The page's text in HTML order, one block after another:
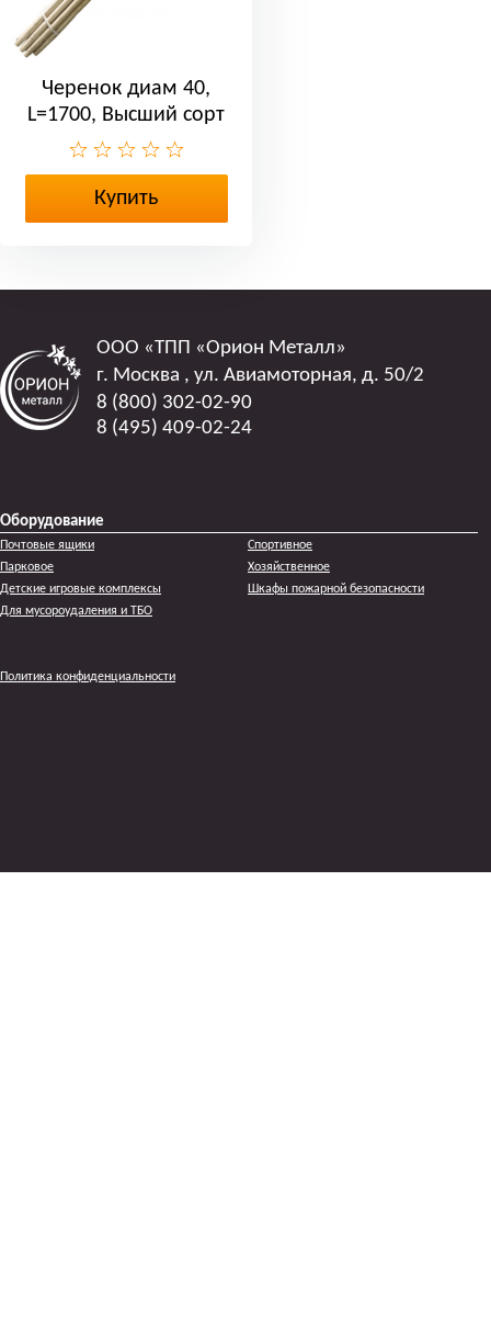
Черенок диам 40,
L=1700, Высший сорт
Купить
ООО «ТПП «Орион Металл»
г. Москва , ул. Авиамоторная, д. 50/2
8 (800) 302-02-90
8 (495) 409-02-24
Оборудование
Почтовые ящики
Парковое
Детские игровые комплексы
Для мусороудаления и ТБО
Спортивное
Хозяйственное
Шкафы пожарной безопасности
Политика конфиденциальности